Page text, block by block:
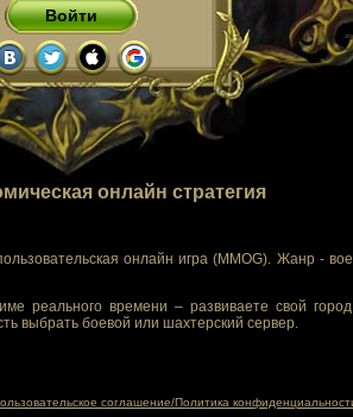
Войти
онлайн стратегия
онлайн игра (MMOG). Жанр -
реального времени – развиваете свой
выбрать боевой или шахтерский сервер.
соглашение/Политика